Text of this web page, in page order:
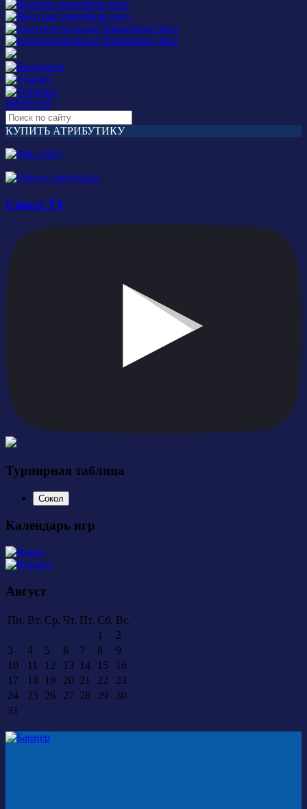
БИЛЕТЫ
КУПИТЬ АТРИБУТИКУ
Сокол TV
Турнирная таблица
Сокол
Календарь игр
Август
Пн. Вт. Ср. Чт. Пт. Сб. Вс.
1
2
3
4 5 6 7 8
9
10
11 12 13 14 15
16
17
18 19 20 21 22
23
24
25 26 27 28 29
30
31